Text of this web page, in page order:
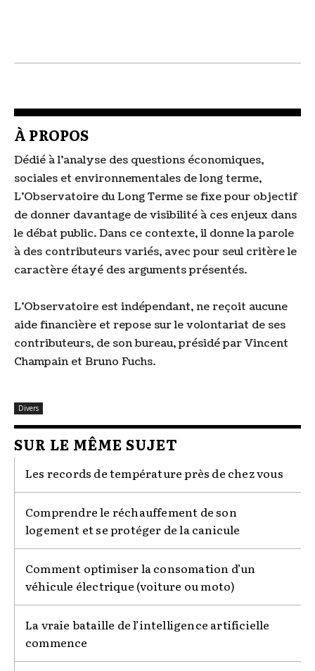
À PROPOS
Dédié à l'analyse des questions économiques,
sociales et environnementales de long terme,
L'Observatoire du Long Terme se fixe pour objectif
de donner davantage de visibilité à ces enjeux dans
le débat public. Dans ce contexte, il donne la parole
à des contributeurs variés, avec pour seul critère le
caractère étayé des arguments présentés.
L'Observatoire est indépendant, ne reçoit aucune
aide financière et repose sur le volontariat de ses
contributeurs, de son bureau, présidé par Vincent
Champain et Bruno Fuchs.
Divers
SUR LE MÊME SUJET
Les records de température près de chez vous
Comprendre le réchauffement de son
logement et se protéger de la canicule
Comment optimiser la consomation d’un
véhicule électrique (voiture ou moto)
La vraie bataille de l’intelligence artificielle
commence